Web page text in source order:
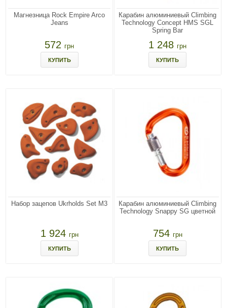
Магнезница Rock Empire Arco
Jeans
572грн
КУПИТЬ
Карабин алюминиевый Climbing
Technology Concept HMS SGL
Spring Bar
1 248грн
КУПИТЬ
Набор зацепов Ukrholds Set M3
1 924 грн
КУПИТЬ
Карабин алюминиевый Climbing
Technology Snappy SG цветной
754 грн
КУПИТЬ